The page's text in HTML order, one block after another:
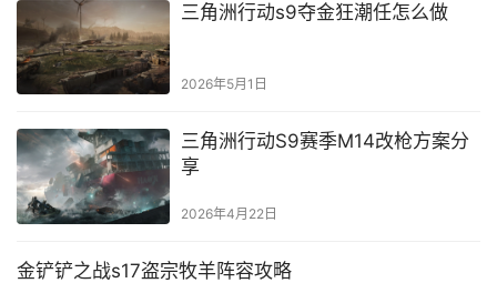
三角洲行动s9夺金狂潮任怎么做
2026年5月1日
三角洲行动S9赛季M14改枪方案分
享
2026年4月22日
金铲铲之战s17盗宗牧羊阵容攻略